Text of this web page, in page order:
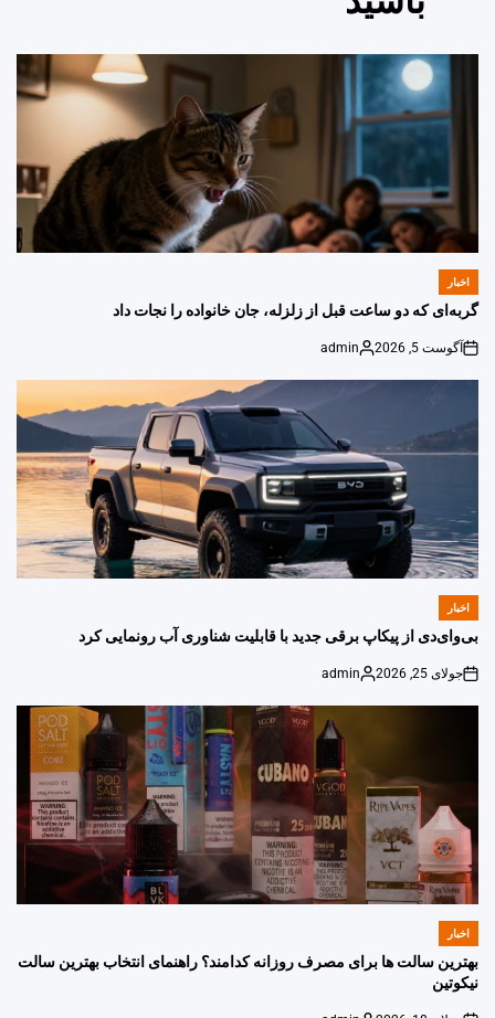
POSTED
IN
اخبار
گربه‌ای که دو ساعت قبل از زلزله، جان خانواده را نجات داد
on
آگوست 5, 2026
Posted
admin
POSTED
اخبار
بی‌وای‌دی از پیکاپ برقی جدید با قابلیت شناوری آب رونمایی کرد
on
جولای 25, 2026
Posted
admin
POSTED
اخبار
بهترین سالت ها برای مصرف روزانه کدامند؟ راهنمای انتخاب بهترین سالت
نیکوتین